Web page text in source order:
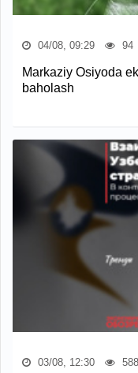
04/08, 09:29 94
Markaziy Osiyoda
baholash
03/08, 12:30 588